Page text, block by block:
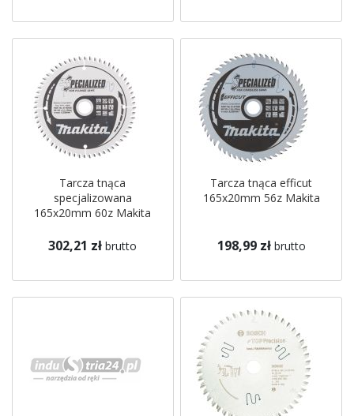
Tarcza tnąca
specjalizowana
165x20mm 60z Makita
302,21 zł brutto
Tarcza tnąca efficut
165x20mm 56z Makita
198,99 zł brutto